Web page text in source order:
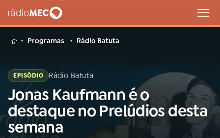
MENU
Buscar
na
Rádio
MEC
Buscar
Programas Rádio Batuta
EPISÓDIO Rádio Batuta
Jonas Kaufmann é o
destaque no Prelúdios desta
semana